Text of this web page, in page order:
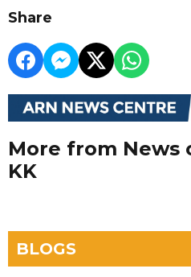
Share
More from News
KK
BLOGS